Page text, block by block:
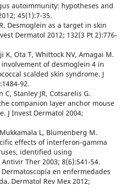
autoimmunity: hypotheses and
45(1):7-35.
Desmoglein as a target in skin
Dermatol 2012; 132(3 Pt 2):776-
K, Ota T, Whittock NV, Amagai M.
of desmoglein 4 in
scalded skin syndrome. J
92.
C, Stanley JR, Cotsarelis G.
companion layer anchor mouse
J Invest Dermatol 2004;
L, Blumenberg M.
effects of interferon-gamma
identified using
Ther 2003; 8(6):541-54.
Dermatoscopía en enfermedades
Dermatol Rev Mex 2012;